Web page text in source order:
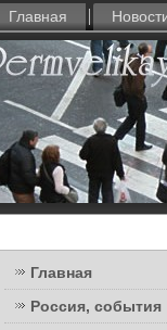
Главная
Главная
Россия, события